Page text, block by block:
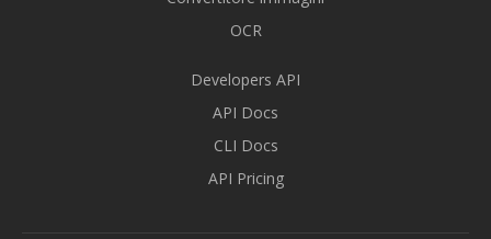
OCR
Developers API
API Docs
CLI Docs
API Pricing